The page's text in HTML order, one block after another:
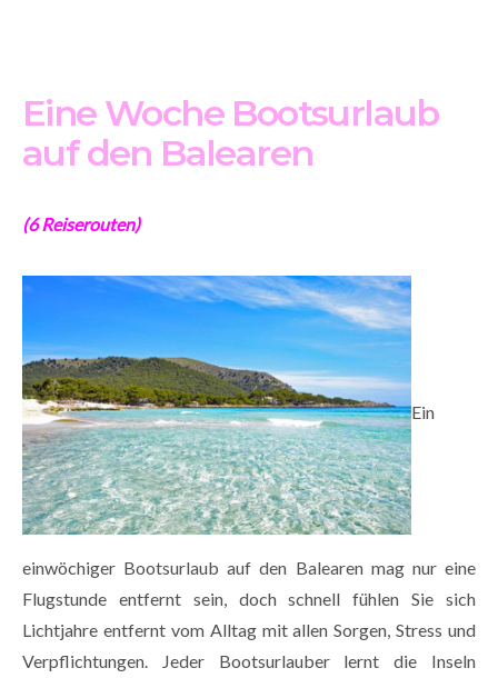
Eine Woche Bootsurlaub
auf den Balearen
(6 Reiserouten)
Ein
einwöchiger Bootsurlaub auf den Balearen mag nur eine
Flugstunde entfernt sein, doch schnell fühlen Sie sich
Lichtjahre entfernt vom Alltag mit allen Sorgen, Stress und
Verpflichtungen. Jeder Bootsurlauber lernt die Inseln